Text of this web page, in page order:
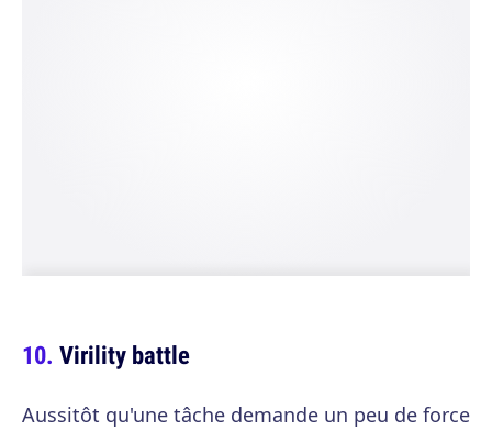
Virility battle
Aussitôt qu'une tâche demande un peu de force